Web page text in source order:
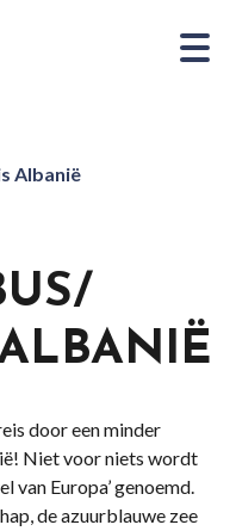
Albanië
door een minder
Niet voor niets wordt
van Europa’ genoemd.
de azuurblauwe zee